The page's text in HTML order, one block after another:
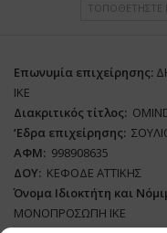
ΤΟΠΟΘΕΤΉΣΤΕ
Επωνυμία επιχείρησης:
ΙΚΕ
Διακριτικός τίτλος:
‘Eδρα επιχείρησης:
ΑΦΜ: 998908635
ΔΟΥ: ΚΕΦΟΔΕ ΑΤΤΙΚΗΣ
Όνομα Ιδιοκτήτη και
ΜΟΝΟΠΡΟΣΩΠΗ ΙΚΕ